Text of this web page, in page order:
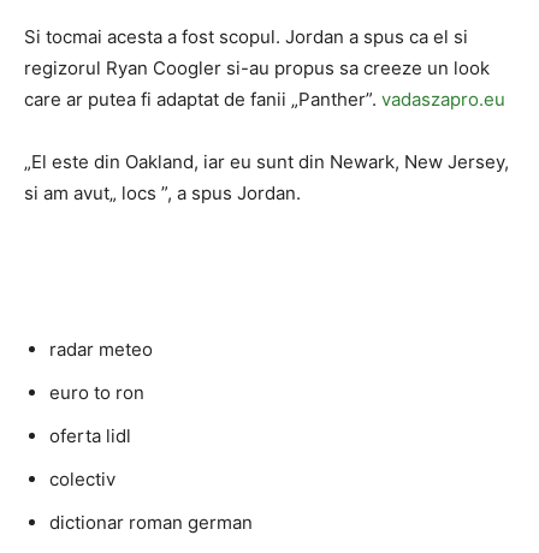
Si tocmai acesta a fost scopul. Jordan a spus ca el si
regizorul Ryan Coogler si-au propus sa creeze un look
care ar putea fi adaptat de fanii „Panther”. vadaszapro.eu
„El este din Oakland, iar eu sunt din Newark, New Jersey,
si am avut„ locs ”, a spus Jordan.
radar meteo
euro to ron
oferta lidl
colectiv
dictionar roman german